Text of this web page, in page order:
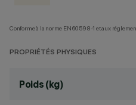
Conforme à la norme EN60598-1 et aux
PROPRIÉTÉS PHYSIQUES
Poids (kg)